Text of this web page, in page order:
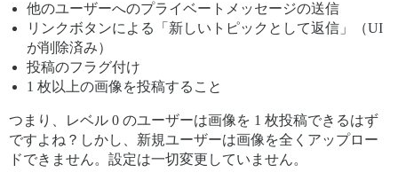
他のユーザーへのプライベートメッセージの送信
リンクボタンによる「新しいトピックとして返信」（UI
が削除済み）
投稿のフラグ付け
1 枚以上の画像を投稿すること
つまり、レベル 0 のユーザーは画像を 1 枚投稿できるはず
ですよね？しかし、新規ユーザーは画像を全くアップロー
ドできません。設定は一切変更していません。